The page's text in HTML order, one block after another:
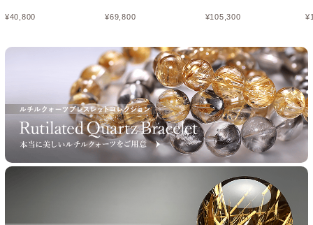
¥40,800 ¥69,800 ¥105,300 ¥